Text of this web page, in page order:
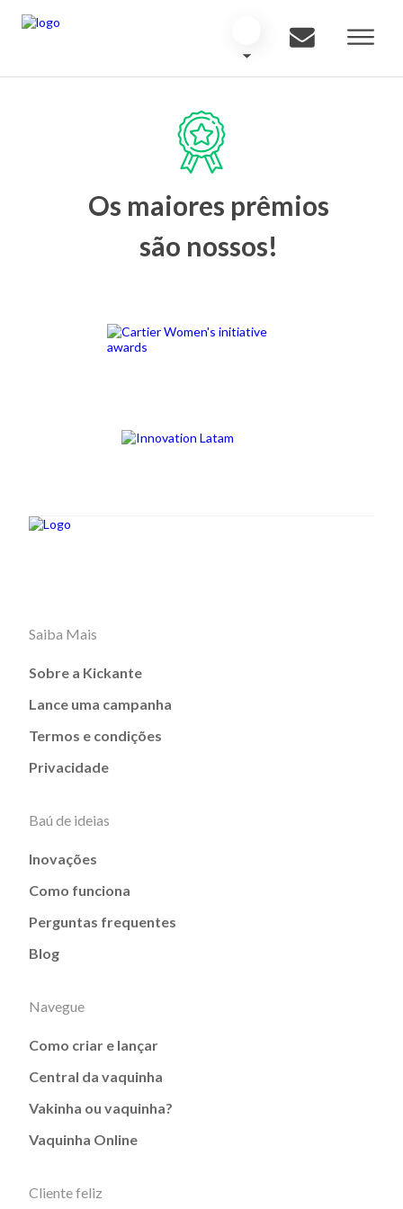
Os maiores prêmios
são nossos!
Saiba Mais
Sobre a Kickante
Lance uma campanha
Termos e condições
Privacidade
Baú de ideias
Inovações
Como funciona
Perguntas frequentes
Blog
Navegue
Como criar e lançar
Central da vaquinha
Vakinha ou vaquinha?
Vaquinha Online
Cliente feliz